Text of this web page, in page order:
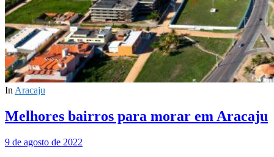
InAracaju
Melhores bairros para morar em Aracaju
9 de agosto de 2022